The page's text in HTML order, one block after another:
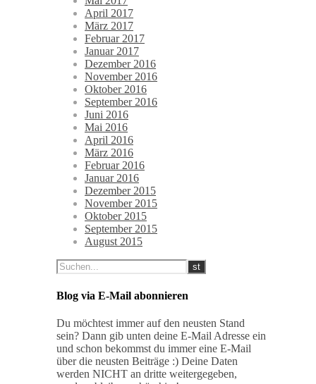
April 2017
März 2017
Februar 2017
Januar 2017
Dezember 2016
November 2016
Oktober 2016
September 2016
Juni 2016
Mai 2016
April 2016
März 2016
Februar 2016
Januar 2016
Dezember 2015
November 2015
Oktober 2015
September 2015
August 2015
Blog via E-Mail abonnieren
Du möchtest immer auf den neusten Stand
sein? Dann gib unten deine E-Mail Adresse ein
und schon bekommst du immer eine E-Mail
über die neusten Beiträge :) Deine Daten
werden NICHT an dritte weitergegeben,